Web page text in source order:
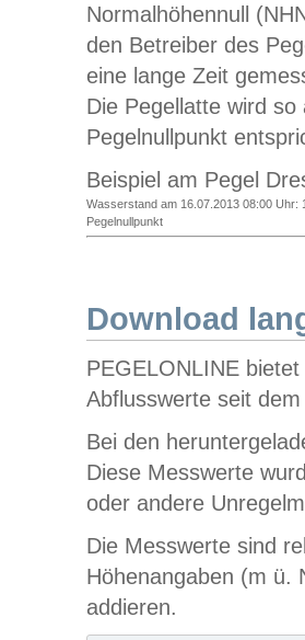
Normalhöhennull
den Betreiber des
eine lange Zeit
Die Pegellatte wird
Pegelnullpunkt
Beispiel am Pegel
Wasserstand am 16.07.2013 08:00 Uhr:
Pegelnullpunkt
Download
PEGELONLINE
Abflusswerte seit
Bei den
Diese Messwerte
oder andere
Die Messwerte sind
Höhenangaben (m ü.
addieren.